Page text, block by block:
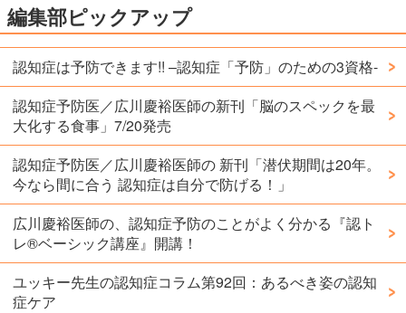
編集部ピックアップ
認知症は予防できます!! –認知症「予防」のための3資格-
認知症予防医／広川慶裕医師の新刊「脳のスペックを最
大化する食事」7/20発売
認知症予防医／広川慶裕医師の 新刊「潜伏期間は20年。
今なら間に合う 認知症は自分で防げる！」
広川慶裕医師の、認知症予防のことがよく分かる『認ト
レ®️ベーシック講座』開講！
ユッキー先生の認知症コラム第92回：あるべき姿の認知
症ケア